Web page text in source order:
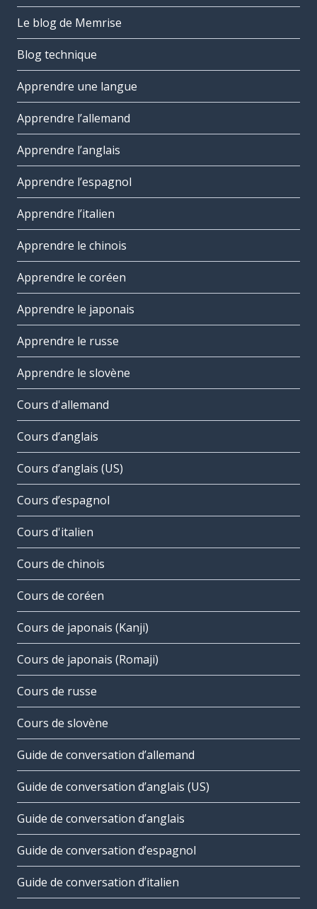
Le blog de Memrise
Blog technique
Apprendre une langue
Apprendre l’allemand
Apprendre l’anglais
Apprendre l’espagnol
Apprendre l’italien
Apprendre le chinois
Apprendre le coréen
Apprendre le japonais
Apprendre le russe
Apprendre le slovène
Cours d'allemand
Cours d’anglais
Cours d’anglais (US)
Cours d’espagnol
Cours d'italien
Cours de chinois
Cours de coréen
Cours de japonais (Kanji)
Cours de japonais (Romaji)
Cours de russe
Cours de slovène
Guide de conversation d’allemand
Guide de conversation d’anglais (US)
Guide de conversation d’anglais
Guide de conversation d’espagnol
Guide de conversation d’italien